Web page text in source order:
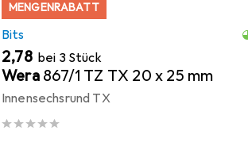
MENGENRABATT
Bits
EUR
2,78 bei 3 Stück
Wera 867/1 TZ TX 20 x 25 mm
Innensechsrund TX